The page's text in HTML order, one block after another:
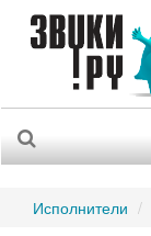
Исполнители